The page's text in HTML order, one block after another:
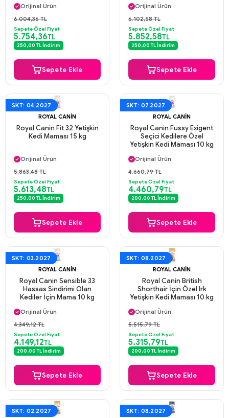
Orijinal Ürün
Güvenli Ödeme
Aynı Gün Kargo
6.004,36 TL
Sepete Özel Fiyat
5.754,36TL
250,00 TL İndirim
Sepete Ekle
Orijinal Ürün
Güvenli Ödeme
Aynı Gün Kargo
6.102,58 TL
Sepete Özel Fiyat
5.852,58TL
250,00 TL İndirim
Sepete Ekle
SKT: 04.2027
ROYAL CANIN
Royal Canin Fit 32 Yetişkin
Kedi Maması 15 kg
Orijinal Ürün
Güvenli Ödeme
Aynı Gün Kargo
5.863,48 TL
Sepete Özel Fiyat
5.613,48TL
250,00 TL İndirim
Sepete Ekle
SKT: 07.2027
ROYAL CANIN
Royal Canin Fussy Exigent
Seçici Kedilere Özel
Yetişkin Kedi Maması 10 kg
Aynı Gün Kargo
Orijinal Ürün
Güvenli Ödeme
Aynı Gün Kargo
4.660,79 TL
Sepete Özel Fiyat
4.460,79TL
200,00 TL İndirim
Sepete Ekle
SKT: 03.2027
ROYAL CANIN
Royal Canin Sensible 33
Hassas Sindirimi Olan
Kediler İçin Mama 10 kg
Aynı Gün Kargo
Orijinal Ürün
Güvenli Ödeme
Aynı Gün Kargo
4.349,12 TL
Sepete Özel Fiyat
4.149,12TL
200,00 TL İndirim
Sepete Ekle
SKT: 08.2027
ROYAL CANIN
Royal Canin British
Shorthair İçin Özel Irk
Yetişkin Kedi Maması 10 kg
Aynı Gün Kargo
Orijinal Ürün
Güvenli Ödeme
Aynı Gün Kargo
5.515,79 TL
Sepete Özel Fiyat
5.315,79TL
200,00 TL İndirim
Sepete Ekle
SKT: 02.2027
SKT: 08.2027